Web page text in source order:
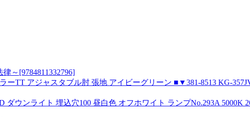
～[9784811332796]
TT アジャスタブル肘 張地 アイビーグリーン ■▼381-8513 KG-
ウンライト 埋込穴100 昼白色 オフホワイト ランプNo.293A 5000K